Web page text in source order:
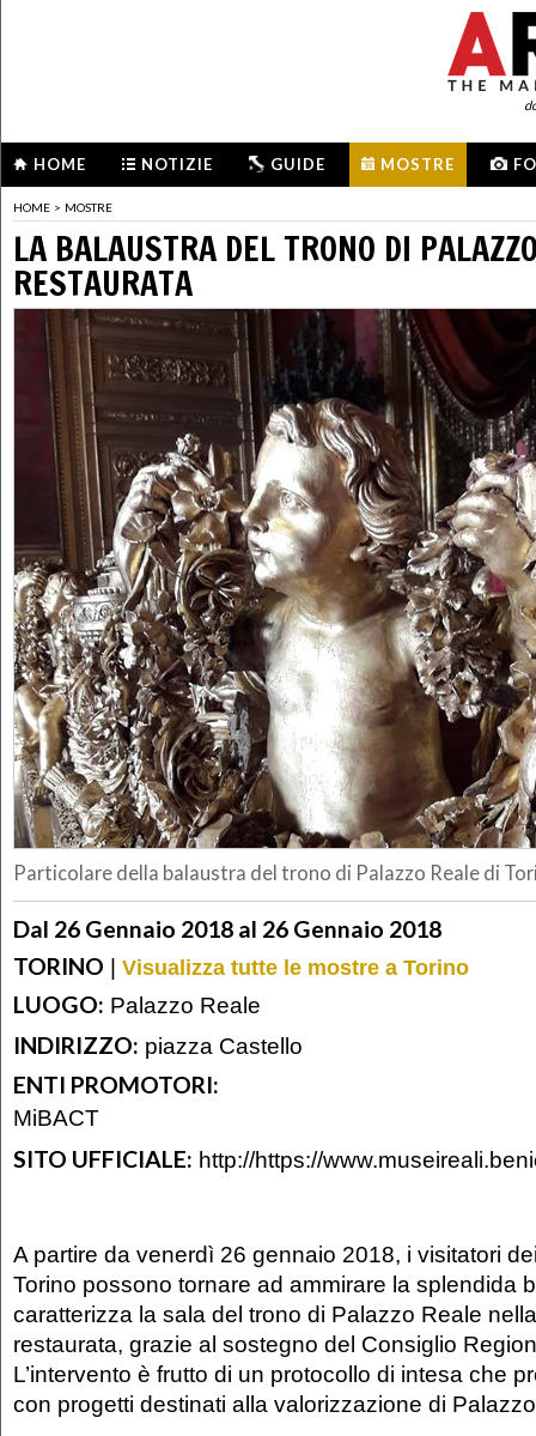
HOME NOTIZIE GUIDE MOSTRE
HOME > MOSTRE
LA BALAUSTRA DEL TRONO DI
RESTAURATA
Particolare della balaustra del trono di Palazzo Reale di
Dal 26 Gennaio 2018 al 26 Gennaio 2018
TORINO | Visualizza tutte le mostre a Torino
LUOGO: Palazzo Reale
INDIRIZZO: piazza Castello
ENTI PROMOTORI:
MiBACT
SITO UFFICIALE: http://https://
A partire da venerdì 26 gennaio 2018, i visitatori
Torino possono tornare ad ammirare la splendida
caratterizza la sala del trono di Palazzo Reale
restaurata, grazie al sostegno del Consiglio
L’intervento è frutto di un protocollo di intesa che
con progetti destinati alla valorizzazione di